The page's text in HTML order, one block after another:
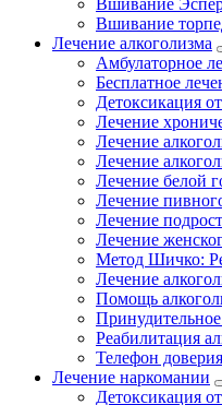
Вшивание
Вшивание
Лечение алкоголизма
Амбулаторное
Бесплатное
Детоксикация
Лечение
Лечение
Лечение
Лечение белой
Лечение
Лечение
Лечение
Метод Шичко:
Лечение
Помощь
Реабилитация
Телефон доверия
Лечение наркомании
Детоксикация